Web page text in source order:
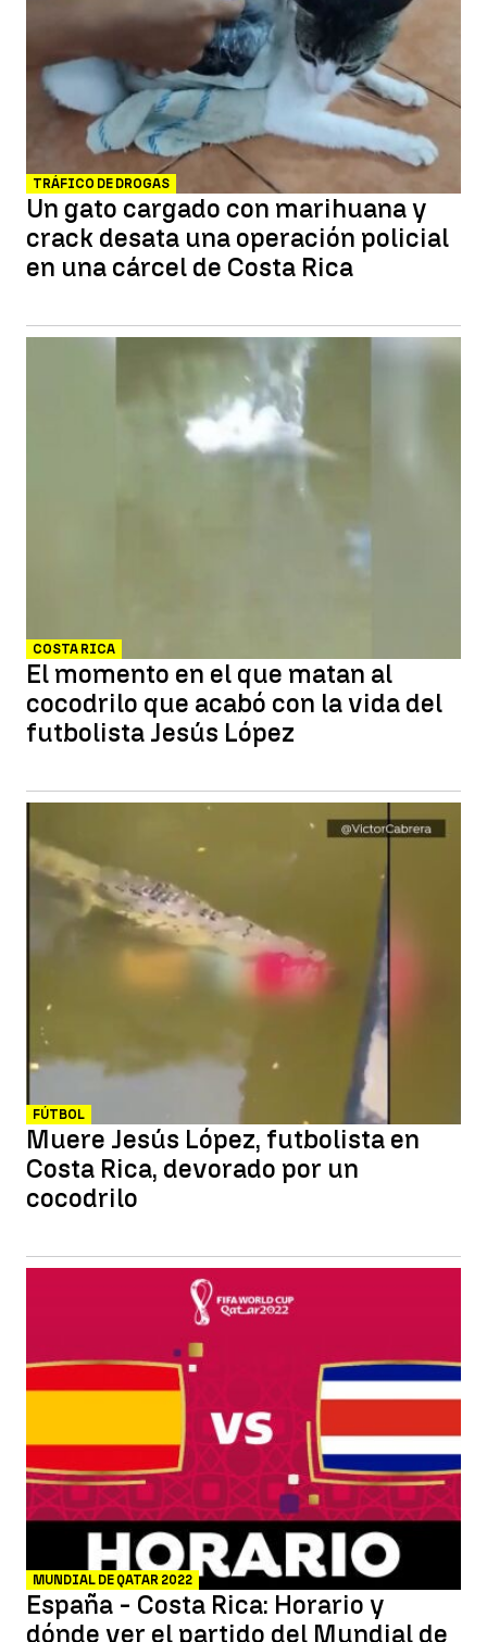
TRÁFICO DE DROGAS
Un gato cargado con marihuana y
crack desata una operación policial
en una cárcel de Costa Rica
COSTA RICA
El momento en el que matan al
cocodrilo que acabó con la vida del
futbolista Jesús López
FÚTBOL
Muere Jesús López, futbolista en
Costa Rica, devorado por un
cocodrilo
MUNDIAL DE QATAR 2022
España - Costa Rica: Horario y
dónde ver el partido del Mundial de